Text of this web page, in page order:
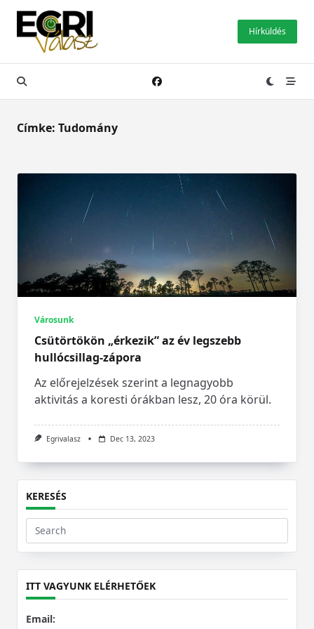
Skip
content
Hírküldés
Címke: Tudomány
Városunk
Csütörtökön „érkezik” az év legszebb
hullócsillag-zápora
Az előrejelzések szerint a legnagyobb
aktivitás a koresti órákban lesz, 20 óra körül.
Egrivalasz Dec 13, 2023
KERESÉS
Search
for:
ITT VAGYUNK ELÉRHETŐEK
Email: